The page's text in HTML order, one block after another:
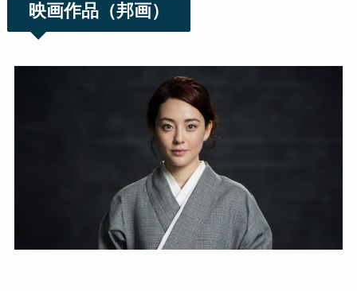
映画作品（邦画）